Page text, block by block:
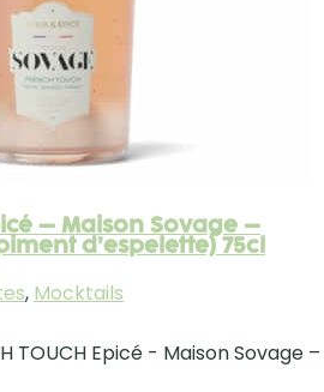
– Maison Sovage –
d’espelette) 75cl
, Mocktails
TOUCH Epicé - Maison